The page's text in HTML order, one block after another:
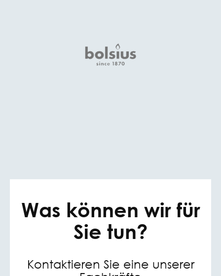
Was können wir für
Sie tun?
Kontaktieren Sie eine unserer